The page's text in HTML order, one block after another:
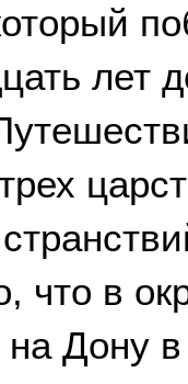
лет
что в
Дону